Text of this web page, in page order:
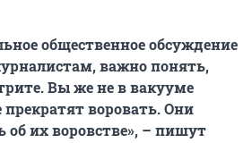
общественное обсуждение
важно понять,
Вы же не в вакууме
прекратят воровать. Они
об их воровстве», – пишут